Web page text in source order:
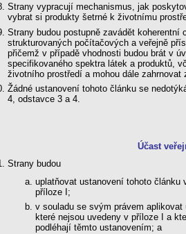
Strany vypracují mechanismus, jak
vybrat si produkty šetrné k životnímu
Strany budou postupně zavádět
strukturovaných počítačových a veřejně
přičemž v případě vhodnosti budou brát v
specifikovaného spektra látek a produktů,
životního prostředí a mohou dále
Žádné ustanovení tohoto článku se
4, odstavce 3 a 4.
Účast
Strany budou
uplatňovat ustanovení tohoto článku
příloze I;
v souladu se svým právem
které nejsou uvedeny v příloze I a
podléhají těmto ustanovením; a